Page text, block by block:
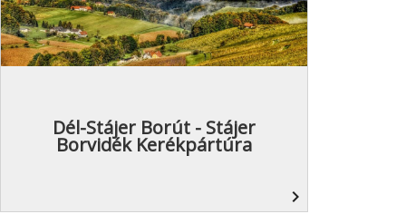
Dél-Stájer Borút - Stájer
Borvidék Kerékpártúra
navigate_next